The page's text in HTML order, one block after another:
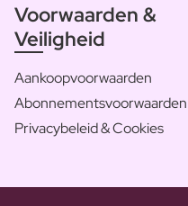
Voorwaarden &
Veiligheid
Aankoopvoorwaarden
Abonnementsvoorwaarden
Privacybeleid & Cookies